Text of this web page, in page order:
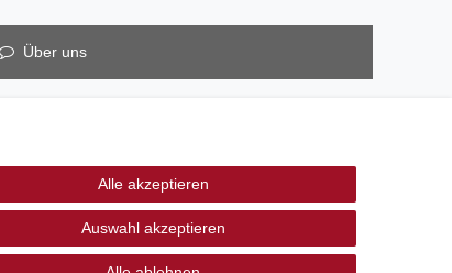
Über uns
Alle akzeptieren
Auswahl akzeptieren